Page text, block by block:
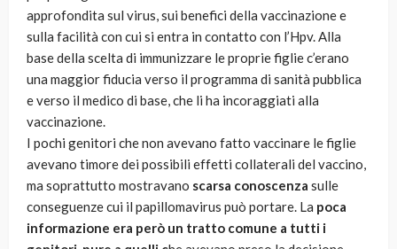
approfondita sul virus, sui benefici della vaccinazione e
sulla facilità con cui si entra in contatto con l’Hpv. Alla
base della scelta di immunizzare le proprie figlie c’erano
una maggior fiducia verso il programma di sanità pubblica
e verso il medico di base, che li ha incoraggiati alla
vaccinazione.
I pochi genitori che non avevano fatto vaccinare le figlie
avevano timore dei possibili effetti collaterali del vaccino,
ma soprattutto mostravano scarsa conoscenza sulle
conseguenze cui il papillomavirus può portare. La poca
informazione era però un tratto comune a tutti i